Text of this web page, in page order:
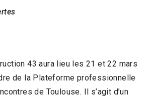
43 aura lieu les 21 et 22 mars
de la Plateforme professionnelle
de Toulouse. Il s’agit d’un